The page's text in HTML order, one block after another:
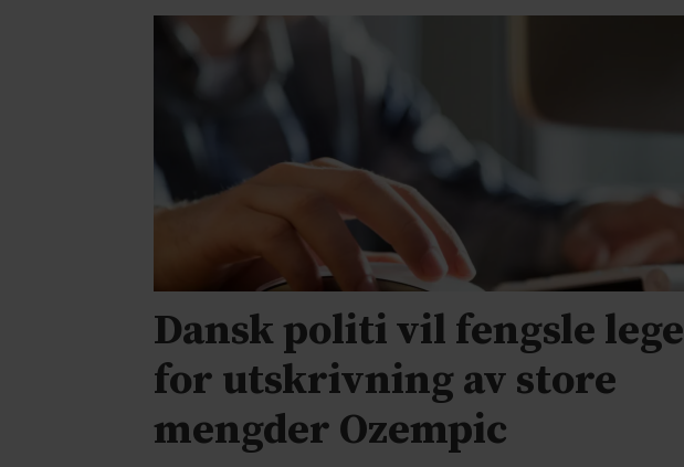
Dansk politi vil fengsle lege
for utskrivning av store
mengder Ozempic